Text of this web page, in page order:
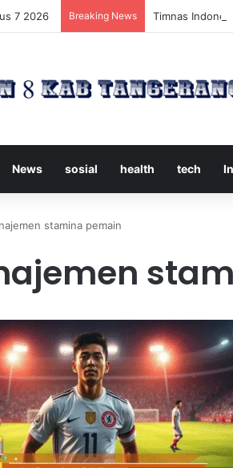
7 2026 Breaking News Timnas
News sosial health tech
stamina pemain